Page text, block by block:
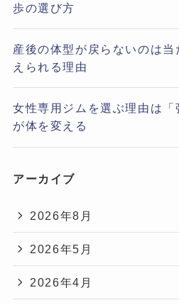
歩の選び方
産後の体型が戻らないのは
えられる理由
女性専用ジムを選ぶ理由は
が体を変える
アーカイブ
2026年8月
2026年5月
2026年4月